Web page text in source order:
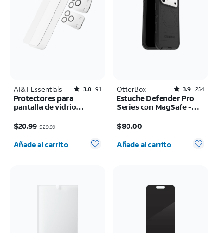
AT&T Essentials Rated3out of 5 stars with91reviews
3.0 91
Protectores para
pantalla de vidrio
Essentials, paquete de 2
+ protectores para
cámara, paquete de 2 -
$20.99$29.99
Cantidad seleccionada: 0
Añade al carrito
OtterBox Rated3.9out of 5 stars with254reviews
3.9 254
Estuche Defender Pro
Series con MagSafe -
$80.00
Cantidad seleccionada: 0
Añade al carrito